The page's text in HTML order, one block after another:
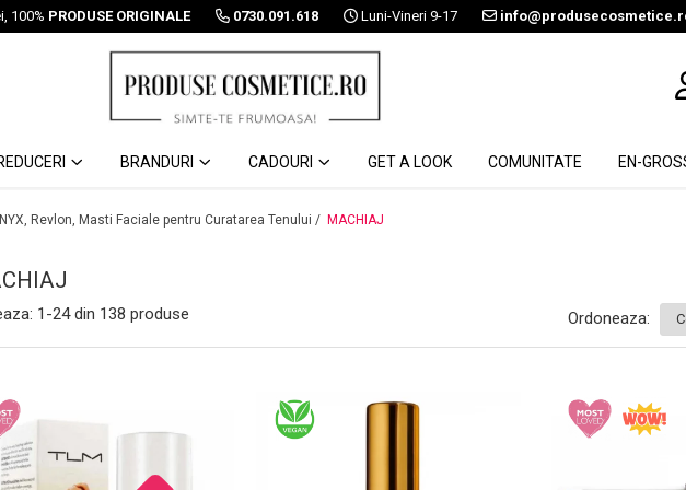
100% PRODUSE ORIGINALE 0730.091.618 Luni-Vineri 9-17
BRANDURI CADOURI GET A LOOK COMUNITATE EN-
Revlon, Masti Faciale pentru Curatarea Tenului / MACHIAJ
1-24din 138 produse Ordoneaza: